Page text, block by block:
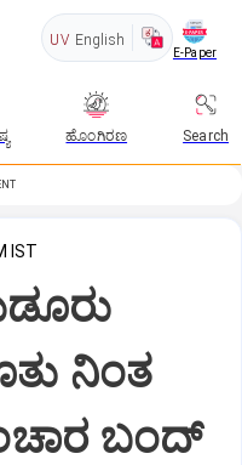
UV English
E-Paper
ಹೊಂಗಿರಣ Search
IST
ನಿಂತ
ಬಂದ್